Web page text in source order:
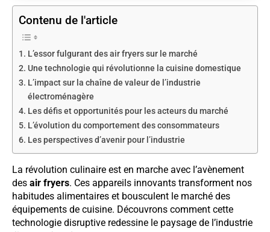
Contenu de l'article
L’essor fulgurant des air fryers sur le marché
Une technologie qui révolutionne la cuisine domestique
L’impact sur la chaîne de valeur de l’industrie
électroménagère
Les défis et opportunités pour les acteurs du marché
L’évolution du comportement des consommateurs
Les perspectives d’avenir pour l’industrie
La révolution culinaire est en marche avec l’avènement
des air fryers. Ces appareils innovants transforment nos
habitudes alimentaires et bousculent le marché des
équipements de cuisine. Découvrons comment cette
technologie disruptive redessine le paysage de l’industrie